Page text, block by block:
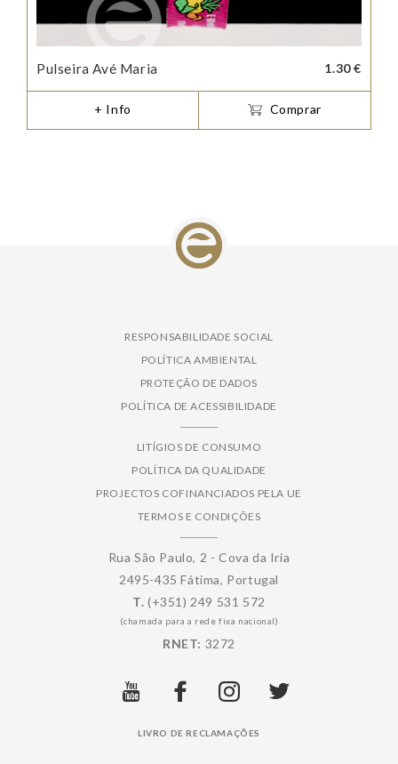
Pulseira Avé Maria 1.30 €
+ Info Comprar
RESPONSABILIDADE SOCIAL
POLÍTICA AMBIENTAL
PROTEÇÃO DE DADOS
POLÍTICA DE ACESSIBILIDADE
LITÍGIOS DE CONSUMO
POLÍTICA DA QUALIDADE
PROJECTOS COFINANCIADOS PELA UE
TERMOS E CONDIÇÕES
Rua São Paulo, 2 - Cova da Iria
2495-435 Fátima, Portugal
T. (+351) 249 531 572
(chamada para a rede fixa nacional)
RNET: 3272
LIVRO DE RECLAMAÇÕES